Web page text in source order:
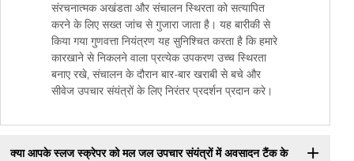
संरचनात्मक अखंडता और संचालन स्थिरता को सत्यापित
करने के लिए सख्त जांच से गुजारा जाता है। यह बारीकी से
किया गया गुणवत्ता नियंत्रण यह सुनिश्चित करता है कि हमारे
कारखाने से निकलने वाला प्रत्येक उपकरण उच्च स्थिरता
बनाए रखे, संचालन के दौरान बार-बार खराबी से बचे और
सीवेज उपचार संयंत्रों के लिए निरंतर प्रदर्शन प्रदान करे।
क्या आपके स्लज स्क्रेपर को मल जल उपचार संयंत्रों में अवसादन टैंक के